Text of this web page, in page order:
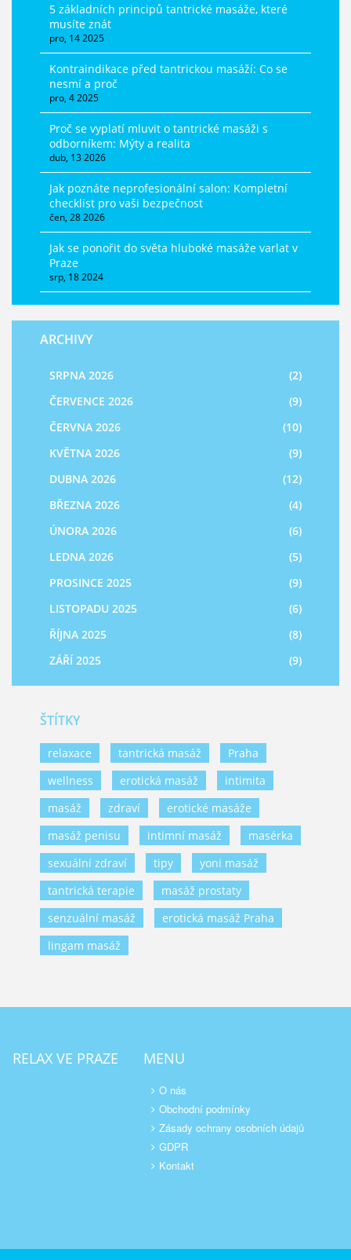
5 základních principů tantrické masáže, které
musíte znát
pro, 14 2025
Kontraindikace před tantrickou masáží: Co se
nesmí a proč
pro, 4 2025
Proč se vyplatí mluvit o tantrické masáži s
odborníkem: Mýty a realita
dub, 13 2026
Jak poznáte neprofesionální salon: Kompletní
checklist pro vaši bezpečnost
čen, 28 2026
Jak se ponořit do světa hluboké masáže varlat v
Praze
srp, 18 2024
ARCHIVY
SRPNA 2026
(2)
ČERVENCE 2026
(9)
ČERVNA 2026
(10)
KVĚTNA 2026
(9)
DUBNA 2026
(12)
BŘEZNA 2026
(4)
ÚNORA 2026
(6)
LEDNA 2026
(5)
PROSINCE 2025
(9)
LISTOPADU 2025
(6)
ŘÍJNA 2025
(8)
ZÁŘÍ 2025
(9)
ŠTÍTKY
relaxace tantrická masáž
Praha
wellness
erotická masáž
intimita
masáž
zdraví
erotické masáže
masáž penisu
intimní masáž
masérka
sexuální zdraví
tipy
yoni masáž
tantrická terapie
masáž prostaty
senzuální masáž
erotická masáž Praha
lingam masáž
RELAX VE PRAZE MENU
O nás
Obchodní podmínky
Zásady ochrany osobních údajů
GDPR
Kontakt